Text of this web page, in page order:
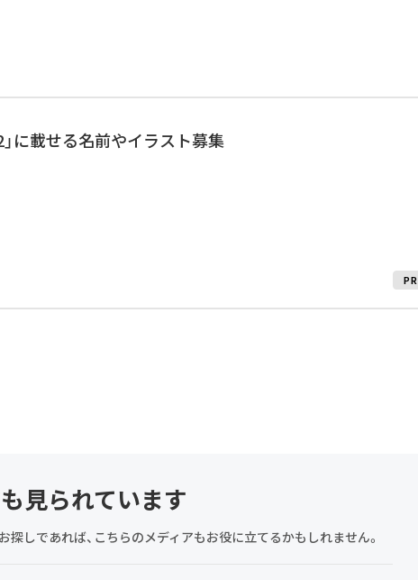
」に載せる名前やイラスト募集
PR
見られています
しであれば、こちらのメディアもお役に立てるかもしれません。